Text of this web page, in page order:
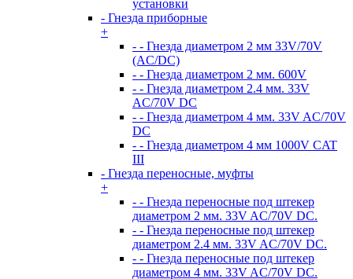
установки
- Гнезда приборные
+
- - Гнезда диаметром 2 мм 33V/70V
(AC/DC)
- - Гнезда диаметром 2 мм. 600V
- - Гнезда диаметром 2.4 мм. 33V
AC/70V DC
- - Гнезда диаметром 4 мм. 33V AC/70V
DC
- - Гнезда диаметром 4 мм 1000V CAT
III
- Гнезда переносные, муфты
+
- - Гнезда переносные под штекер
диаметром 2 мм. 33V AC/70V DC.
- - Гнезда переносные под штекер
диаметром 2.4 мм. 33V AC/70V DC.
- - Гнезда переносные под штекер
диаметром 4 мм. 33V AC/70V DC.